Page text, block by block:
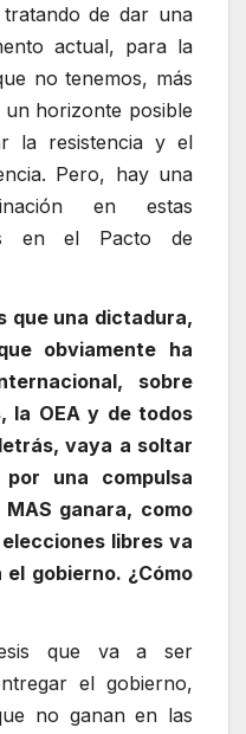
de dar una
actual, para la
no tenemos, más
horizonte posible
la resistencia y el
Pero, hay una
en estas
en el Pacto de
que una dictadura,
obviamente ha
sobre
la OEA y de todos
vaya a soltar
una compulsa
ganara, como
libres va
gobierno. ¿Cómo
que va a ser
el gobierno,
no ganan en las